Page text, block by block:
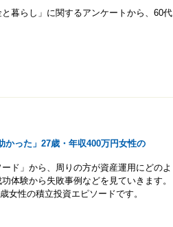
暮らし」に関するアンケートから、60代
かった」27歳・年収400万円女性の
ド」から、周りの方が資産運用にどのよ
体験から失敗事例などを見ていきます。
女性の積立投資エピソードです。